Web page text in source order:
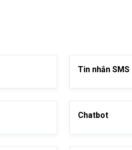
Tin nhắn SMS
Chatbot